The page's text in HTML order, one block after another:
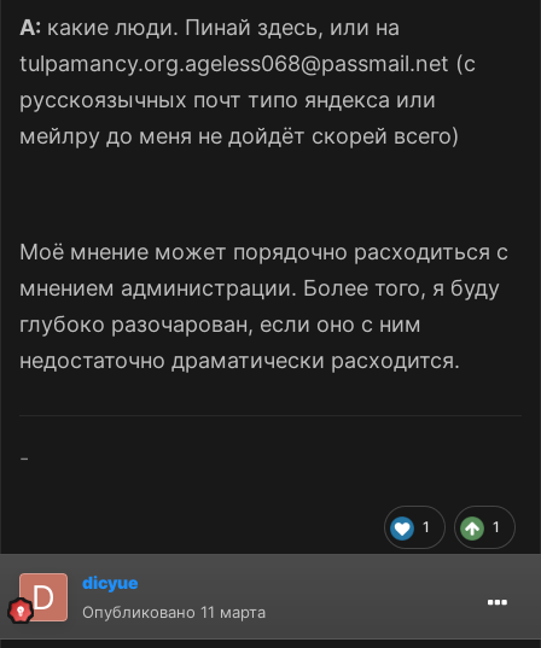
A: какие люди. Пинай здесь, или на
tulpamancy.org.ageless068@passmail.net (с
русскоязычных почт типо яндекса или
мейлру до меня не дойдёт скорей всего)
Моё мнение может порядочно расходиться с
мнением администрации. Более того, я буду
глубоко разочарован, если оно с ним
недостаточно драматически расходится.
1 1
-
dicyue
Опубликовано 11 марта